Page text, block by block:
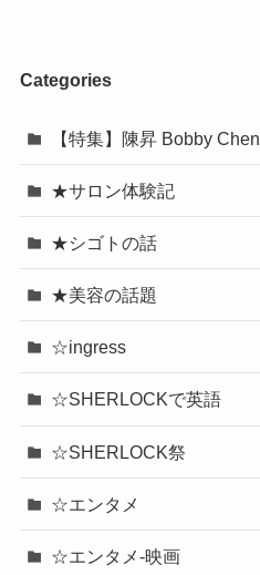
Categories
【特集】陳昇 Bobby Chen
★サロン体験記
★シゴトの話
★美容の話題
☆ingress
☆SHERLOCKで英語
☆SHERLOCK祭
☆エンタメ
☆エンタメ-映画